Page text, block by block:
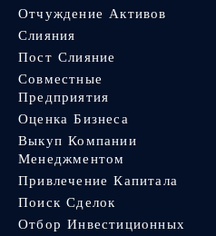
Отчуждение Активов
Слияния
Пост Слияние
Совместные
Предприятия
Оценка Бизнеса
Выкуп Компании
Менеджментом
Привлечение Капитала
Поиск Сделок
Отбор Инвестиционных